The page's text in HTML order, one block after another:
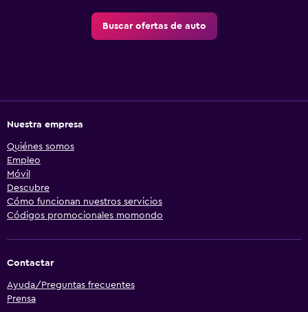
Buscar ofertas de auto
Nuestra empresa
Quiénes somos
Empleo
Móvil
Descubre
Cómo funcionan nuestros servicios
Códigos promocionales momondo
Contactar
Ayuda/Preguntas frecuentes
Prensa